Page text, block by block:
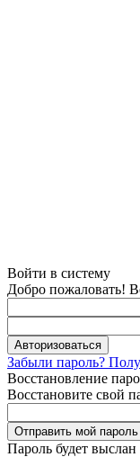
Войти в систему
Добро пожаловать!
Забыли пароль?
Восстановление
Восстановите свой
Пароль будет